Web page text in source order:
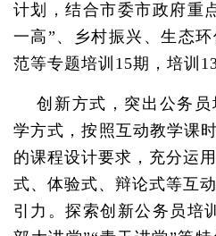
计划，结合市委市政府重
一高”、乡村振兴、生态
范等专题培训15期，培训
创新方式，突出公务员
学方式，按照互动教学课
的课程设计要求，充分运
式、体验式、辩论式等互
引力。探索创新公务员培